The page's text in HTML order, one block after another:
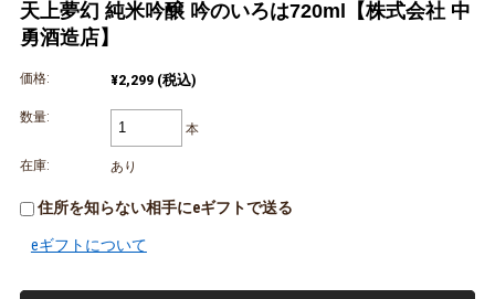
天上夢幻 純米吟醸 吟のいろは720ml【株式会社 中
勇酒造店】
価格: ¥2,299 (税込)
数量:
本
在庫: あり
住所を知らない相手にeギフトで送る
eギフトについて